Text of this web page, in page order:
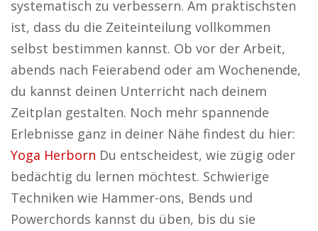
systematisch zu verbessern. Am praktischsten
ist, dass du die Zeiteinteilung vollkommen
selbst bestimmen kannst. Ob vor der Arbeit,
abends nach Feierabend oder am Wochenende,
du kannst deinen Unterricht nach deinem
Zeitplan gestalten. Noch mehr spannende
Erlebnisse ganz in deiner Nähe findest du hier:
Yoga Herborn Du entscheidest, wie zügig oder
bedächtig du lernen möchtest. Schwierige
Techniken wie Hammer-ons, Bends und
Powerchords kannst du üben, bis du sie